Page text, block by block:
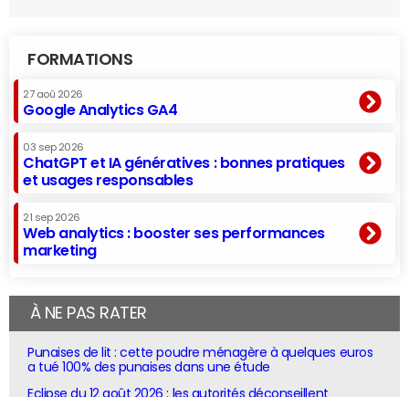
FORMATIONS
27 aoû 2026
Google Analytics GA4
03 sep 2026
ChatGPT et IA génératives : bonnes pratiques
et usages responsables
21 sep 2026
Web analytics : booster ses performances
marketing
À NE PAS RATER
Punaises de lit : cette poudre ménagère à quelques euros
a tué 100% des punaises dans une étude
Eclipse du 12 août 2026 : les autorités déconseillent